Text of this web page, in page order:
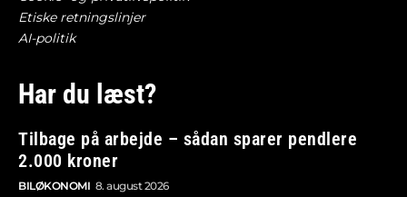
Etiske retningslinjer
AI-politik
Har du læst?
Tilbage på arbejde – sådan sparer pendlere
2.000 kroner
BILØKONOMI 8. august 2026